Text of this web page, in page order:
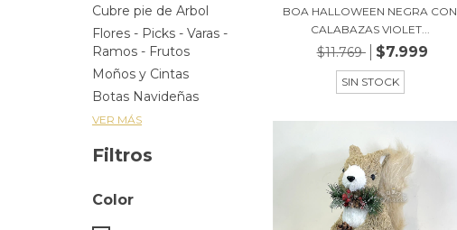
Cubre pie de Arbol
Flores - Picks - Varas -
Ramos - Frutos
Moños y Cintas
Botas Navideñas
VER MÁS
Filtros
Color
BOA HALLOWEEN NEGRA CON
CALABAZAS VIOLET...
$11.769 $7.999
SIN STOCK